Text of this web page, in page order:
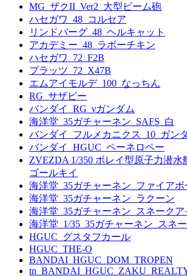
MG_ザクII_Ver2_大型ビーム砲
ハセガワ_48_コルセア
リンドバーグ_48_ヘルキャット
アカデミー_48_ラボーチキン
ハセガワ_72_F2B
プラッツ_72_X47B
エムアイモルデ_100_なっちん
RG_サザビー
バンダイ_RG_νガンダム
海洋堂_35ガチャーネン_SAFS_白
バンダイ_フルメカニクス_10_ガン
バンダイ_HGUC_ペーネロペー
ZVEZDA 1/350 ボレイ型原子力潜水
ゴールキイ
海洋堂_35ガチャーネン_ファイアボ
海洋堂_35ガチャーネン_ラクーン
海洋堂_35ガチャーネン_スネーク
海洋堂_1/35_35ガチャーネン_スネ
HGUC_グスタフカール
HGUC_THE-O
BANDAI_HGUC_DOM_TROPEN